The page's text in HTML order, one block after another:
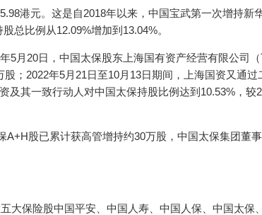
港元。这是自2018年以来，中国宝武第一次增持新
总比例从12.09%增加到13.04%。
5月20日，中国太保股东上海国有资产经营有限公司（
；2022年5月21日至10月13日期间，上海国资又通过
其一致行动人对中国太保持股比例达到10.53%，较
股已累计获高管增持约30万股，中国太保集团董
大保险股中国平安、中国人寿、中国人保、中国太保